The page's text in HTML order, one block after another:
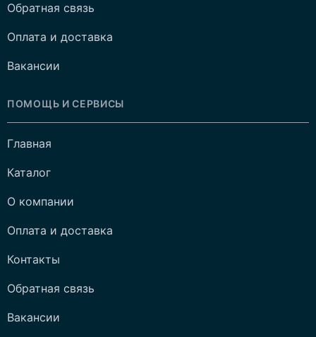
Обратная связь
Оплата и доставка
Вакансии
ПОМОЩЬ И СЕРВИСЫ
Главная
Каталог
О компании
Оплата и доставка
Контакты
Обратная связь
Вакансии